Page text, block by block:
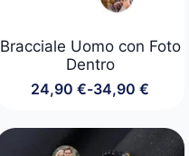
Bracciale Uomo con Foto
Dentro
24,90 €-34,90 €
Fascia
prezzo: